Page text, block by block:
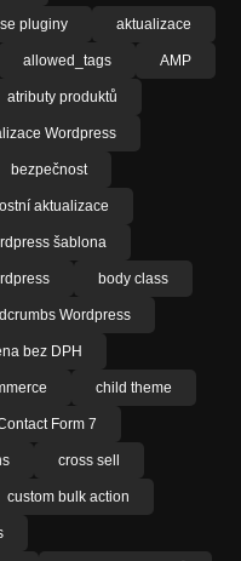
pluginy aktualizace
allowed_tags AMP
atributy produktů
Wordpress
bezpečnost
aktualizace
šablona
body class
Wordpress
bez DPH
child theme
Form 7
cross sell
custom bulk action